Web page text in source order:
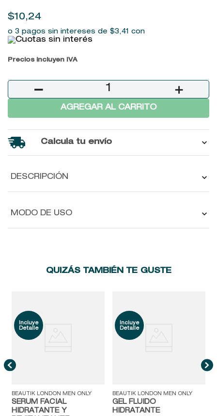
$10,24
o 3 pagos sin intereses de $3,41 con
Precios incluyen IVA
＋
－
AGREGAR AL CARRITO
Calcula tu envío
DESCRIPCIÓN
MODO DE USO
QUIZÁS TAMBIÉN TE GUSTE
BEAUTIK LONDON MEN ONLY
SERUM FACIAL
HIDRATANTE Y
BEAUTIK LONDON MEN ONLY
GEL FLUIDO
HIDRATANTE